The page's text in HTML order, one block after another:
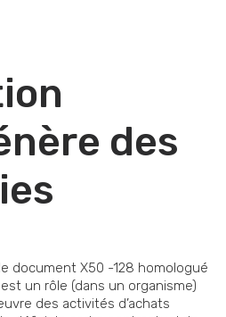
des
document X50 -128 homologué
est un rôle (dans un organisme)
des activités d’achats